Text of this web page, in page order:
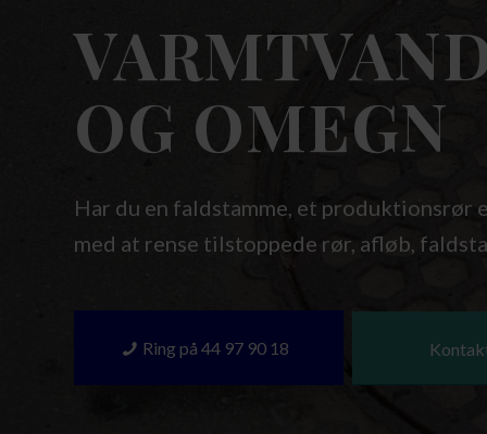
OG OMEGN
Har du en faldstamme, et produktionsrør
med at rense tilstoppede rør, afløb,
Ring på 44 97 90 18